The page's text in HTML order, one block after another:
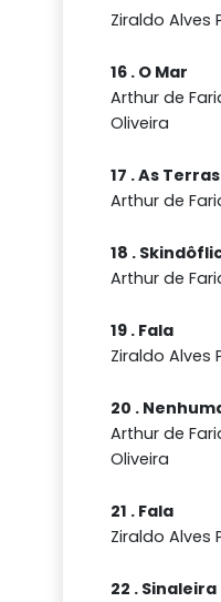
Ziraldo Alves
16 . O Mar
Arthur de
Oliveira
17 . As
Arthur de
18 .
Arthur de
19 . Fala
Ziraldo Alves
20 .
Arthur de
Oliveira
21 . Fala
Ziraldo Alves
22 . Sinaleira